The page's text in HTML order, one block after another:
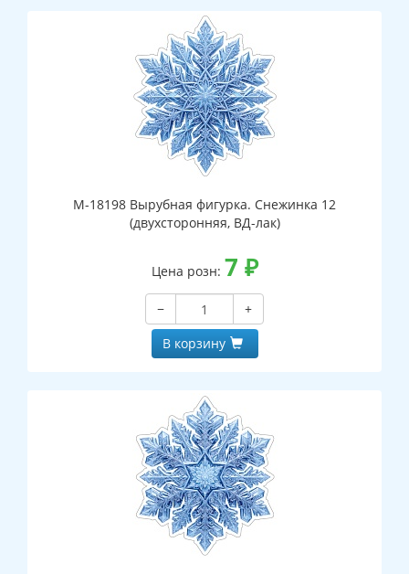
М-18198 Вырубная фигурка. Снежинка 12
(двухсторонняя, ВД-лак)
Цена розн: 7 ₽
−
+
В корзину